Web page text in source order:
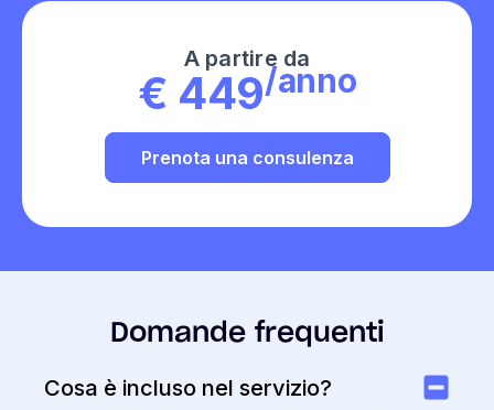
A partire da
€ 449/anno
Prenota una consulenza
Domande frequenti
Cosa è incluso nel servizio?